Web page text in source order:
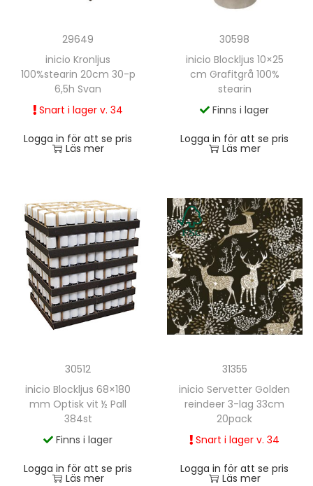
29649
inicio Kronljus
100%stearin 20cm 30-p
6,5h Svan
Snart i lager v. 34
Logga in för att se pris
Läs mer
30598
inicio Blockljus 10×25
cm Grafitgrå 100%
stearin
Finns i lager
Logga in för att se pris
Läs mer
30512
inicio Blockljus 68×180
mm Optisk vit ½ Pall
384st
Finns i lager
Logga in för att se pris
Läs mer
31355
inicio Servetter Golden
reindeer 3-lag 33cm
20pack
Snart i lager v. 34
Logga in för att se pris
Läs mer